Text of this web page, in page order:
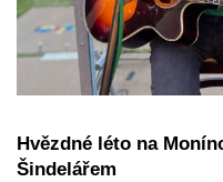
Hvězdné léto na
Šindelářem